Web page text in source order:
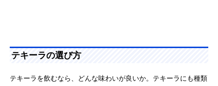
テキーラの選び方
テキーラを飲むなら、どんな味わいが良いか。テキーラにも種類